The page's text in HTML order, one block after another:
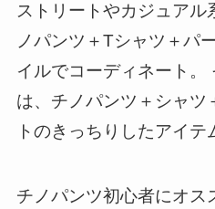
ストリートやカジュアル
ノパンツ＋Tシャツ＋パ
イルでコーディネート。
は、チノパンツ＋シャツ
トのきっちりしたアイテ
チノパンツ初心者にオス